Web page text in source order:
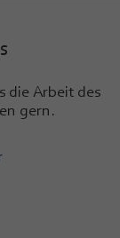
die Arbeit des
gern.